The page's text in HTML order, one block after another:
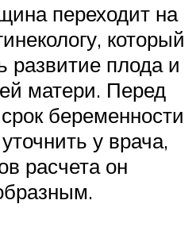
переходит на
который
развитие плода и
матери. Перед
беременности
у врача,
расчета он